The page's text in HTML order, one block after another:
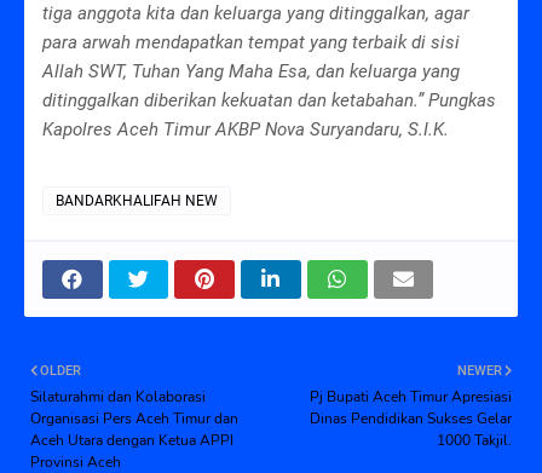
tiga anggota kita dan keluarga yang ditinggalkan, agar
para arwah mendapatkan tempat yang terbaik di sisi
Allah SWT, Tuhan Yang Maha Esa, dan keluarga yang
ditinggalkan diberikan kekuatan dan ketabahan.” Pungkas
Kapolres Aceh Timur AKBP Nova Suryandaru, S.I.K.
BANDARKHALIFAH NEW
NEWER
Pj Bupati Aceh Timur Apresiasi
Dinas Pendidikan Sukses Gelar
1000 Takjil.
OLDER
Silaturahmi dan Kolaborasi
Organisasi Pers Aceh Timur dan
Aceh Utara dengan Ketua APPI
Provinsi Aceh